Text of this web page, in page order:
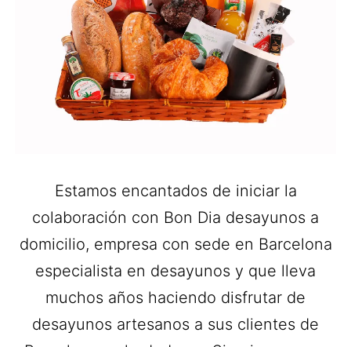
Estamos encantados de iniciar la
colaboración con Bon Dia desayunos a
domicilio, empresa con sede en Barcelona
especialista en desayunos y que lleva
muchos años haciendo disfrutar de
desayunos artesanos a sus clientes de